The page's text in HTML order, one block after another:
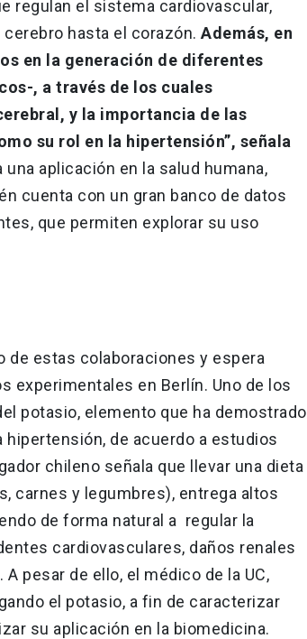
regulan el sistema cardiovascular,
hasta el corazón. Además, en
en la generación de diferentes
, a través de los cuales
y la importancia de las
su rol en la hipertensión”, señala
aplicación en la salud humana,
cuenta con un gran banco de datos
que permiten explorar su uso
de estas colaboraciones y espera
experimentales en Berlín. Uno de los
potasio, elemento que ha demostrado
de acuerdo a estudios
chileno señala que llevar una dieta
carnes y legumbres), entrega altos
de forma natural a regular la
cardiovasculares, daños renales
pesar de ello, el médico de la UC,
el potasio, a fin de caracterizar
su aplicación en la biomedicina.